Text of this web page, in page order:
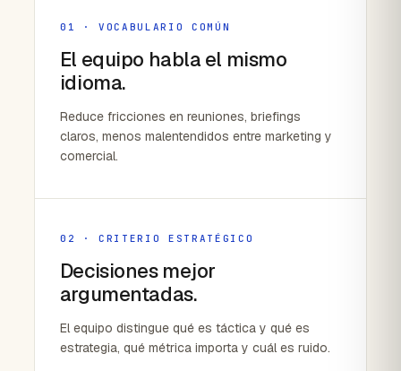
01 · VOCABULARIO COMÚN
El equipo habla el mismo
idioma.
Reduce fricciones en reuniones, briefings
claros, menos malentendidos entre marketing y
comercial.
02 · CRITERIO ESTRATÉGICO
Decisiones mejor
argumentadas.
El equipo distingue qué es táctica y qué es
estrategia, qué métrica importa y cuál es ruido.